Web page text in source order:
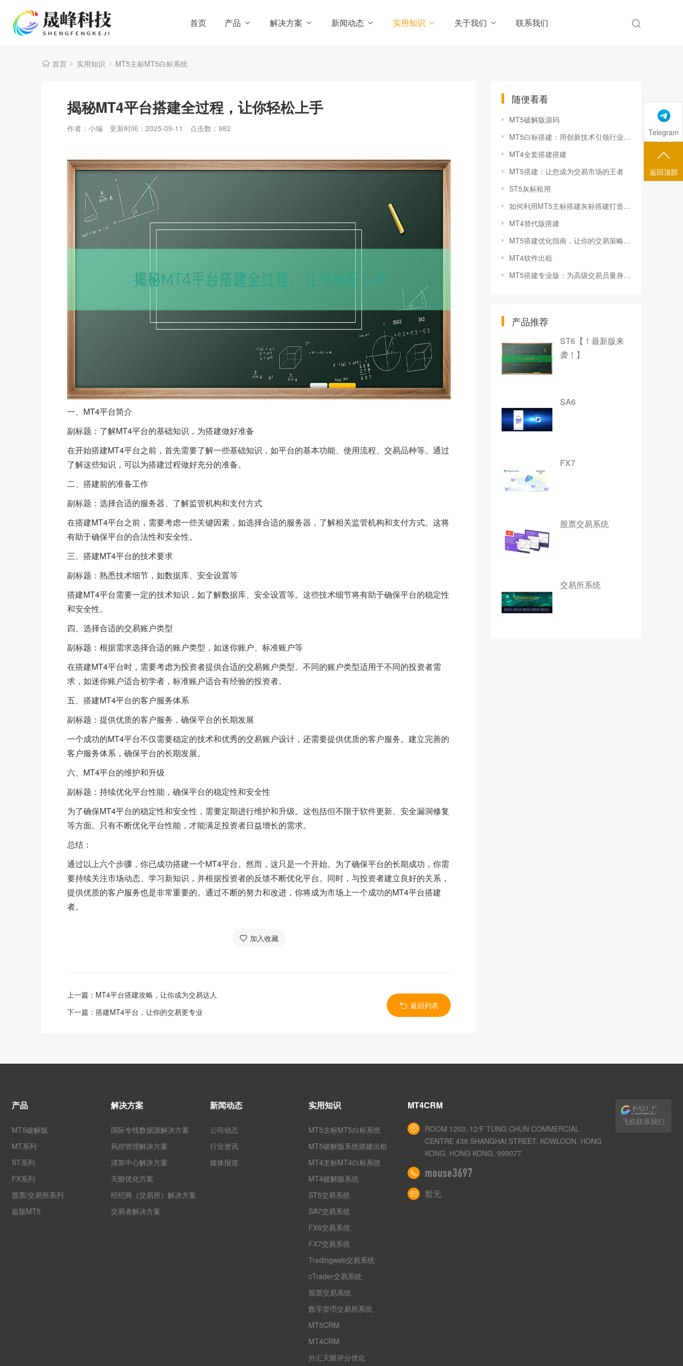
首页 产品 解决方案 新闻动态 实用知识 关于我们 联系我们
首页 实用知识 MT5主标MT5白标系统
揭秘MT4平台搭建全过程，让你轻松上手
作者：小编 更新时间：2025-09-11 点击数： 982
一、MT4平台简介
副标题：了解MT4平台的基础知识，为搭建做好准备
在开始搭建MT4平台之前，首先需要了解一些基础知识，如平台的基本功能、使用流程、交易品种等。通过
了解这些知识，可以为搭建过程做好充分的准备。
二、搭建前的准备工作
副标题：选择合适的服务器、了解监管机构和支付方式
在搭建MT4平台之前，需要考虑一些关键因素，如选择合适的服务器，了解相关监管机构和支付方式。这将
有助于确保平台的合法性和安全性。
三、搭建MT4平台的技术要求
副标题：熟悉技术细节，如数据库、安全设置等
搭建MT4平台需要一定的技术知识，如了解数据库、安全设置等。这些技术细节将有助于确保平台的稳定性
和安全性。
四、选择合适的交易账户类型
副标题：根据需求选择合适的账户类型，如迷你账户、标准账户等
在搭建MT4平台时，需要考虑为投资者提供合适的交易账户类型。不同的账户类型适用于不同的投资者需
求，如迷你账户适合初学者，标准账户适合有经验的投资者。
五、搭建MT4平台的客户服务体系
副标题：提供优质的客户服务，确保平台的长期发展
一个成功的MT4平台不仅需要稳定的技术和优秀的交易账户设计，还需要提供优质的客户服务。建立完善的
客户服务体系，确保平台的长期发展。
六、MT4平台的维护和升级
副标题：持续优化平台性能，确保平台的稳定性和安全性
为了确保MT4平台的稳定性和安全性，需要定期进行维护和升级。这包括但不限于软件更新、安全漏洞修复
等方面。只有不断优化平台性能，才能满足投资者日益增长的需求。
总结：
通过以上六个步骤，你已成功搭建一个MT4平台。然而，这只是一个开始。为了确保平台的长期成功，你需
要持续关注市场动态、学习新知识，并根据投资者的反馈不断优化平台。同时，与投资者建立良好的关系，
提供优质的客户服务也是非常重要的。通过不断的努力和改进，你将成为市场上一个成功的MT4平台搭建
者。
加入收藏
上一篇： MT4平台搭建攻略，让你成为交易达人
下一篇： 搭建MT4平台，让你的交易更专业
返回列表
随便看看
MT5破解版源码
MT5白标搭建：用创新技术引领行业发展潮流
MT4全套搭建搭建
MT5搭建：让您成为交易市场的王者
ST5灰标租用
如何利用MT5主标搭建灰标搭建打造个性化的网站
MT4替代版搭建
MT5搭建优化指南，让你的交易策略更加有效
MT4软件出租
MT5搭建专业版：为高级交易员量身定制的平台
产品推荐
ST6【！最新版来
袭！】
SA6
FX7
股票交易系统
交易所系统
产品
MT5破解版
MT系列
ST系列
FX系列
股票/交易所系列
盗版MT5
解决方案
国际专线数据源解决方案
风控管理解决方案
清算中心解决方案
天眼优化方案
经纪商（交易所）解决方案
交易者解决方案
新闻动态
公司动态
行业资讯
媒体报道
实用知识
MT5主标MT5白标系统
MT5破解版系统搭建出租
MT4主标MT4白标系统
MT4破解版系统
ST5交易系统
SA7交易系统
FX6交易系统
FX7交易系统
Tradingweb交易系统
cTrader交易系统
股票交易系统
数字货币交易所系统
MT5CRM
MT4CRM
外汇天眼评分优化
MT4CRM
ROOM 1203, 12/F TUNG CHUN COMMERCIAL
CENTRE 438 SHANGHAI STREET, KOWLOON, HONG
KONG, HONG KONG, 999077
mouse3697
暂无
飞机联系我们
Telegram
返回顶部